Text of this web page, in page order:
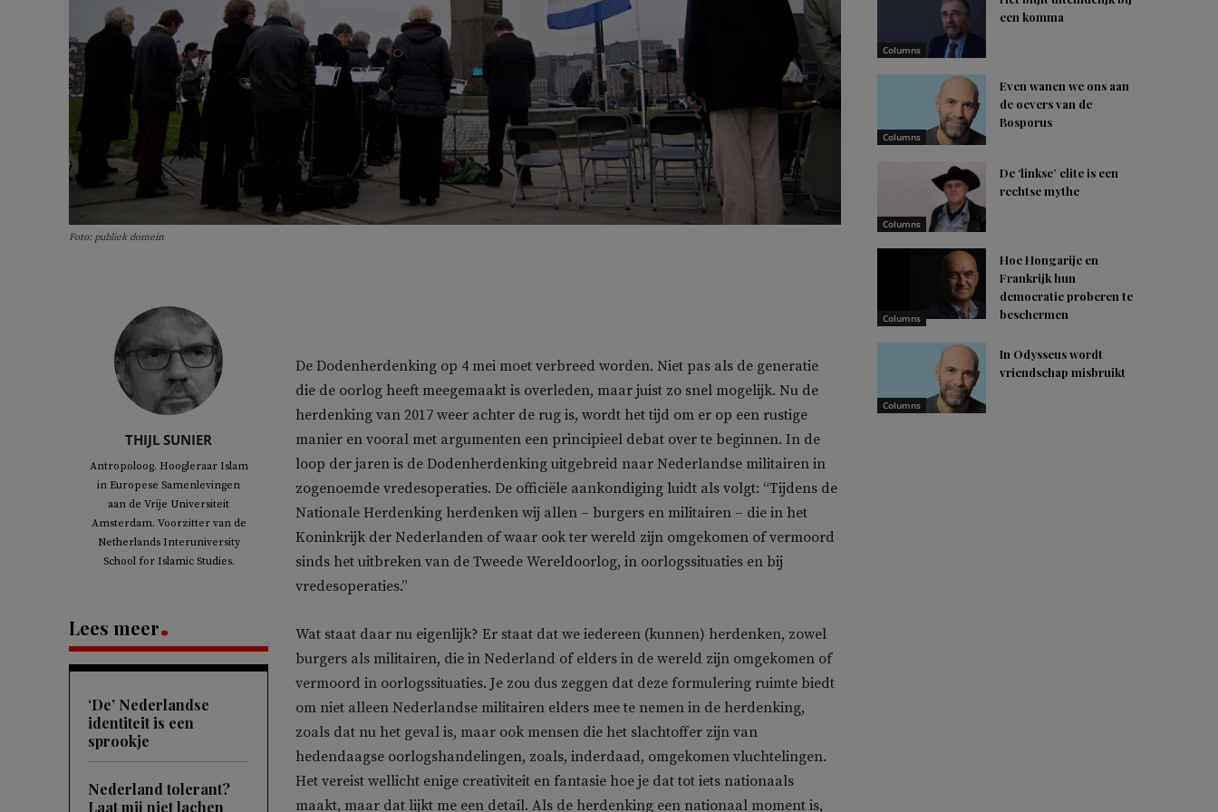
Foto: publiek domein
THIJL SUNIER
Antropoloog. Hoogleraar Islam
in Europese Samenlevingen
aan de Vrije Universiteit
Amsterdam. Voorzitter van de
Netherlands Interuniversity
School for Islamic Studies.
Lees meer
‘De’ Nederlandse
identiteit is een
sprookje
Nederland tolerant?
Laat mij niet lachen
De Dodenherdenking op 4 mei moet verbreed worden. Niet pas als de generatie
die de oorlog heeft meegemaakt is overleden, maar juist zo snel mogelijk. Nu de
herdenking van 2017 weer achter de rug is, wordt het tijd om er op een rustige
manier en vooral met argumenten een principieel debat over te beginnen. In de
loop der jaren is de Dodenherdenking uitgebreid naar Nederlandse militairen in
zogenoemde vredesoperaties. De officiële aankondiging luidt als volgt: “Tijdens de
Nationale Herdenking herdenken wij allen – burgers en militairen – die in het
Koninkrijk der Nederlanden of waar ook ter wereld zijn omgekomen of vermoord
sinds het uitbreken van de Tweede Wereldoorlog, in oorlogssituaties en bij
vredesoperaties.”
Wat staat daar nu eigenlijk? Er staat dat we iedereen (kunnen) herdenken, zowel
burgers als militairen, die in Nederland of elders in de wereld zijn omgekomen of
vermoord in oorlogssituaties. Je zou dus zeggen dat deze formulering ruimte biedt
om niet alleen Nederlandse militairen elders mee te nemen in de herdenking,
zoals dat nu het geval is, maar ook mensen die het slachtoffer zijn van
hedendaagse oorlogshandelingen, zoals, inderdaad, omgekomen vluchtelingen.
Het vereist wellicht enige creativiteit en fantasie hoe je dat tot iets nationaals
maakt, maar dat lijkt me een detail. Als de herdenking een nationaal moment is,
Columns
een komma
Columns
Even wanen we ons aan
de oevers van de
Bosporus
Columns
De ‘linkse’ elite is een
rechtse mythe
Columns
Hoe Hongarije en
Frankrijk hun
democratie proberen te
beschermen
Columns
In Odysseus wordt
vriendschap misbruikt